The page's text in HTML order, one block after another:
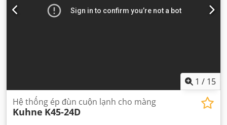
1 / 15
Hệ thống ép đùn cuộn lạnh cho màng
Kuhne K45-24D